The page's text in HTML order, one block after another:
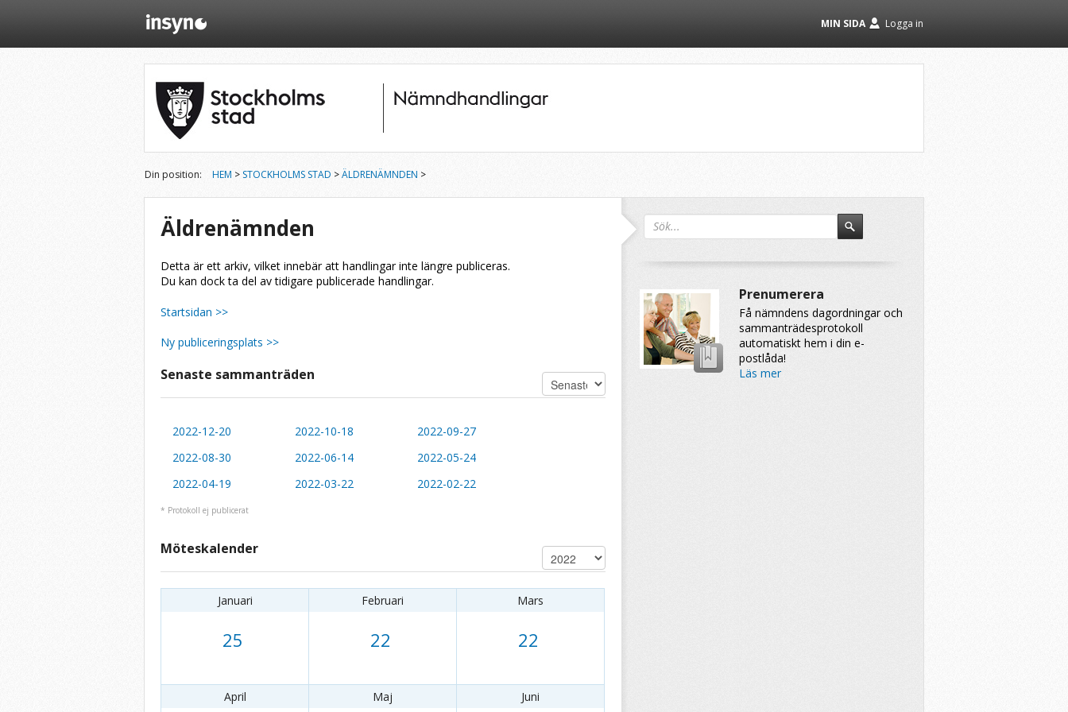
Logga in
MIN SIDA
Din position: HEM > STOCKHOLMS STAD >ÄLDRENÄMNDEN >
Äldrenämnden
Detta är ett arkiv, vilket innebär att handlingar inte längre publiceras.
Du kan dock ta del av tidigare publicerade handlingar.
Startsidan >>
Ny publiceringsplats >>
Senaste sammanträden
2022-12-20 2022-10-18
2022-09-27
2022-08-30
2022-06-14
2022-05-24
2022-04-19
2022-03-22 2022-02-22
* Protokoll ej publicerat
Möteskalender
Januari
25
Februari
22
Mars
22
April Maj Juni
Prenumerera
Få nämndens dagordningar och
sammanträdesprotokoll
automatiskt hem i din e-
postlåda!
Läs mer